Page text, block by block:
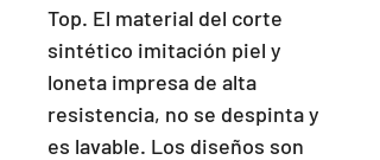
Top. El material del corte
sintético imitación piel y
loneta impresa de alta
resistencia, no se despinta y
es lavable. Los diseños son